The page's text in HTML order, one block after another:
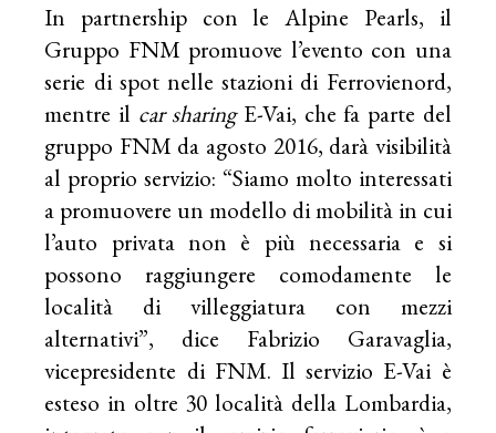
In partnership con le Alpine Pearls, il
Gruppo FNM promuove l’evento con una
serie di spot nelle stazioni di Ferrovienord,
mentre il car sharingE-Vai, che fa parte del
gruppo FNM da agosto 2016, darà visibilità
al proprio servizio: “Siamo molto interessati
a promuovere un modello di mobilità in cui
l’auto privata non è più necessaria e si
possono raggiungere comodamente le
località di villeggiatura con mezzi
alternativi”, dice Fabrizio Garavaglia,
vicepresidente di FNM. Il servizio E-Vai è
esteso in oltre 30 località della Lombardia,